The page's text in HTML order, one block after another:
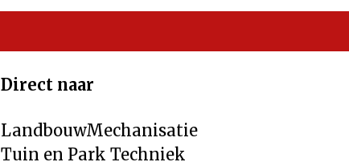
Direct naar
LandbouwMechanisatie
Tuin en Park Techniek